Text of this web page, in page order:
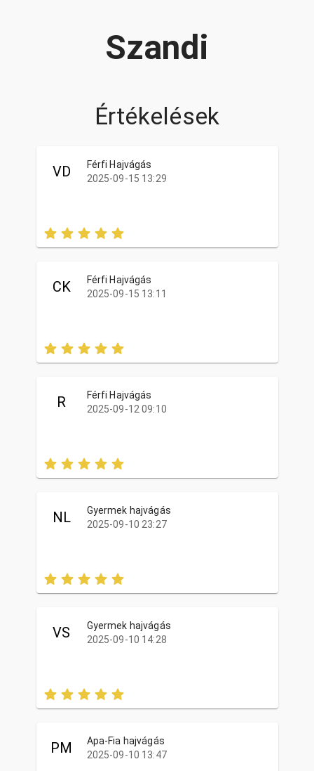
Szandi
Értékelések
VD
Férfi Hajvágás
2025-09-15 13:29
CK
Férfi Hajvágás
2025-09-15 13:11
R
Férfi Hajvágás
2025-09-12 09:10
NL
Gyermek hajvágás
2025-09-10 23:27
VS
Gyermek hajvágás
2025-09-10 14:28
PM
Apa-Fia hajvágás
2025-09-10 13:47